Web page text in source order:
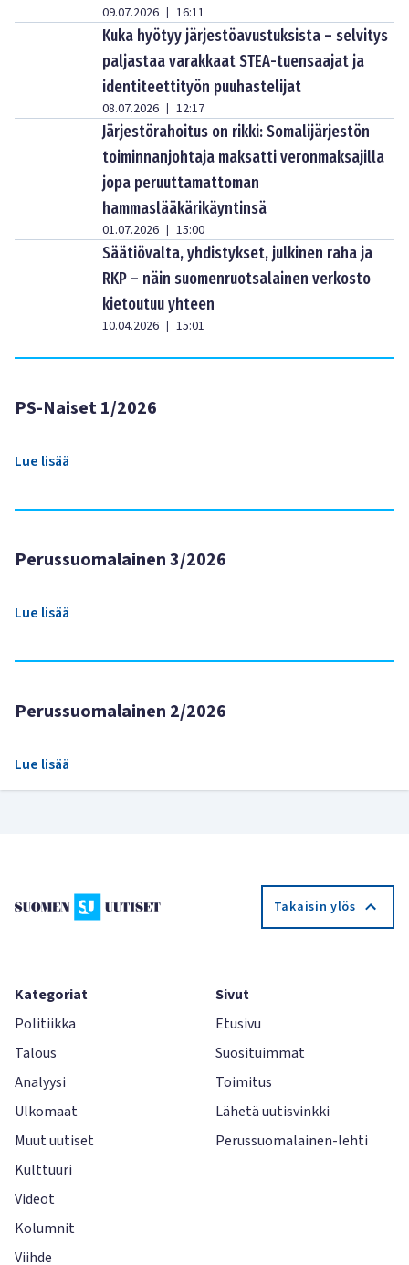
09.07.2026 | 16:11
Kuka hyötyy järjestöavustuksista – selvitys
paljastaa varakkaat STEA-tuensaajat ja
identiteettityön puuhastelijat
08.07.2026 | 12:17
Järjestörahoitus on rikki: Somalijärjestön
toiminnanjohtaja maksatti veronmaksajilla
jopa peruuttamattoman
hammaslääkärikäyntinsä
01.07.2026 | 15:00
Säätiövalta, yhdistykset, julkinen raha ja
RKP – näin suomenruotsalainen verkosto
kietoutuu yhteen
10.04.2026 | 15:01
PS-Naiset 1/2026
Lue lisää
Perussuomalainen 3/2026
Lue lisää
Perussuomalainen 2/2026
Lue lisää
Takaisin ylös
Kategoriat
Politiikka
Talous
Analyysi
Ulkomaat
Muut uutiset
Kulttuuri
Videot
Kolumnit
Viihde
Sivut
Etusivu
Suosituimmat
Toimitus
Lähetä uutisvinkki
Perussuomalainen-lehti